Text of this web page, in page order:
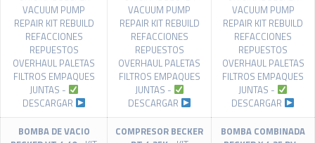
VACUUM PUMP
REPAIR KIT REBUILD
REFACCIONES
REPUESTOS
OVERHAUL PALETAS
FILTROS EMPAQUES
JUNTAS -
DESCARGAR
VACUUM PUMP
REPAIR KIT REBUILD
REFACCIONES
REPUESTOS
OVERHAUL PALETAS
FILTROS EMPAQUES
JUNTAS -
DESCARGAR
VACUUM PUMP
REPAIR KIT REBUILD
REFACCIONES
REPUESTOS
OVERHAUL PALETAS
FILTROS EMPAQUES
JUNTAS -
DESCARGAR
BOMBA DE VACIO
COMPRESOR BECKER
BOMBA COMBINADA